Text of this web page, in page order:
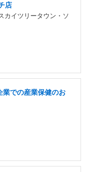
店
カイツリータウン・ソ
業での産業保健のお